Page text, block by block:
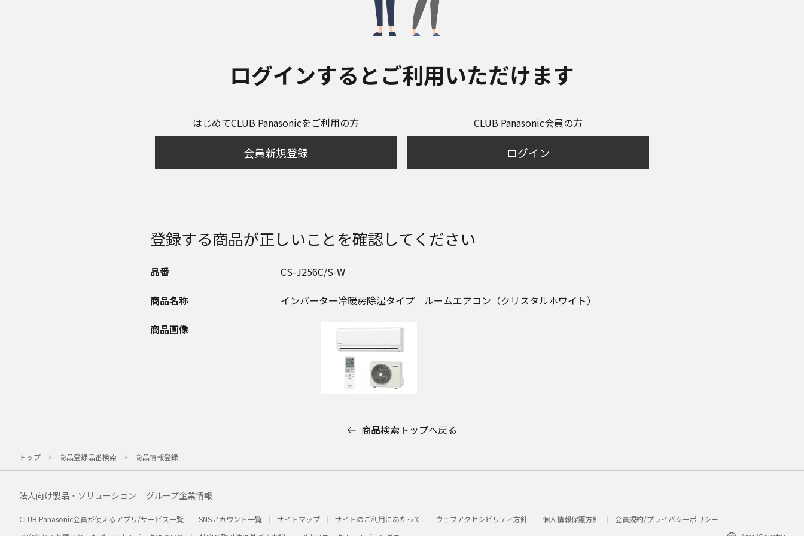
ログインするとご利用いただけます
はじめてCLUB Panasonicをご利用の方
会員新規登録
CLUB Panasonic会員の方
ログイン
登録する商品が正しいことを確認してください
品番
CS-J256C/S-W
商品名称
インバーター冷暖房除湿タイプ ルームエアコン（クリスタルホワイト）
商品画像
商品検索トップへ戻る
トップ 商品登録品番検索 商品情報登録
法人向け製品・ソリューション グループ企業情報
CLUB Panasonic会員が使えるアプリ/サービス一覧 SNSアカウント一覧 サイトマップ サイトのご利用にあたって ウェブアクセシビリティ方針 個人情報保護方針
会員規約/プライバシーポリシー​